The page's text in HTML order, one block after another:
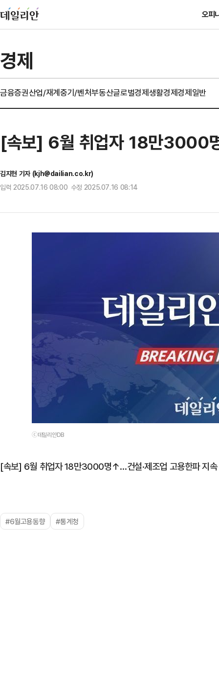
오피
경제
금융증권산업/재계중기/벤처부동산글로벌경제생활경제경제일반
[속보] 6월 취업자 18만3000
김지현 기자 (kjh@dailian.co.kr)
입력 2025.07.16 08:00 수정 2025.07.16 08:14
ⓒ데일리안DB
[속보] 6월 취업자 18만3000명↑…건설·제조업 고용한파 지속
#6월고용동향 #통계청